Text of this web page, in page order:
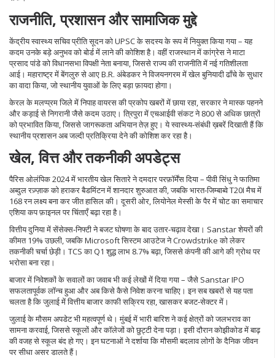
राजनीति, प्रशासन और सामाजिक मुद्दे
केंद्रीय स्वास्थ्य सचिव प्रीति सूदन को UPSC के सदस्य के रूप में नियुक्त किया गया – यह
कदम उनके बड़े अनुभव को बोर्ड में लाने की कोशिश है। वहीं राजस्थान में कांग्रेस ने माटा
प्रसाद पांडे को विधानसभा विपक्षी नेता बनाया, जिससे राज्य की राजनीति में नई गतिशीलता
आई। महाराष्ट्र में बेंगलुरु से आए B.R. अंबेडकर ने विजयनगरम में खेल बुनियादी ढाँचे के सुधार
का वादा किया, जो स्थानीय युवाओं के लिए बड़ा फ़ायदा होगा।
केरल के मलप्प्रम जिले में निपाह वायरस की प्रकोप खबरों में छाया रहा, सरकार ने मास्क पहनने
और कड़ाई से निगरानी जैसे कदम उठाए। त्रिपुरा में एचआईवी संकट ने 800 से अधिक छात्रों
को प्रभावित किया, जिससे जागरूकता अभियान तेज़ हुए। ये स्वास्थ्य‑संबंधी ख़बरें दिखाती हैं कि
स्थानीय प्रशासन अब जल्दी प्रतिक्रिया देने की कोशिश कर रहा है।
खेल, वित्त और तकनीकी अपडेट्स
पैरिस ओलंपिक 2024 में भारतीय खेल सितारे ने दमदार परफ़ॉर्मेंस दिया – पीवी सिंधु ने फातिमा
अब्दुल रज़्ज़ाक को हराकर बैडमिंटन में शानदार शुरुआत की, जबकि भारत‑जिम्बाब्वे T20I मैच में
168 रन लक्ष्य बना कर जीत हासिल की। दूसरी ओर, लियोनेल मेस्सी के पैर में चोट का समाचार
एशिया कप फ़ाइनल पर चिंताएँ बढ़ा रहा है।
वित्तीय दुनिया में सेंसेक्स‑निफ्टी ने बजट घोषणा के बाद उतार‑चढ़ाव देखा। Sanstar शेयरों की
कीमत 19% उछली, जबकि Microsoft सिस्टम आउटेज ने Crowdstrike को लेकर
तकनीकी चर्चा छेड़ी। TCS का Q1 शुद्ध लाभ 8.7% बढ़ा, जिससे कंपनी की आगे की ग्रोथ पर
भरोसा बना रहा।
बाजार में निवेशकों के सवालों का जवाब भी कई लेखों में दिया गया – जैसे Sanstar IPO
सफलतापूर्वक लॉन्च हुआ और अब किसे कैसे निवेश करना चाहिए। इन सब खबरों से यह पता
चलता है कि जुलाई में वित्तीय बाजार काफी सक्रिय रहा, खासकर बजट‑सेक्टर में।
जुलाई के मौसम अपडेट भी महत्वपूर्ण थे। मुंबई में भारी बारिश ने कई क्षेत्रों को जलभराव का
सामना करवाई, जिससे स्कूलों और कॉलेजों को छुट्टी देना पड़ा। इसी दौरान कोझीकोड में बाढ़
की वजह से स्कूल बंद हो गए। इन घटनाओं ने दर्शाया कि मौसमी बदलाव लोगों के दैनिक जीवन
पर सीधा असर डालते हैं।